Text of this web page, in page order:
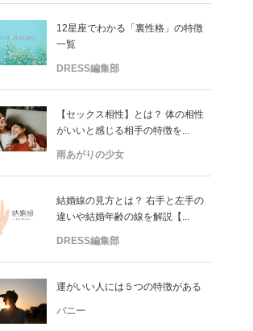
12星座でわかる「裏性格」の特徴
一覧
DRESS編集部
【セックス相性】とは？ 体の相性
がいいと感じる相手の特徴を...
雨あがりの少女
結婚線の見方とは？ 右手と左手の
違いや結婚年齢の線を解説【...
DRESS編集部
運がいい人には５つの特徴がある
バニー